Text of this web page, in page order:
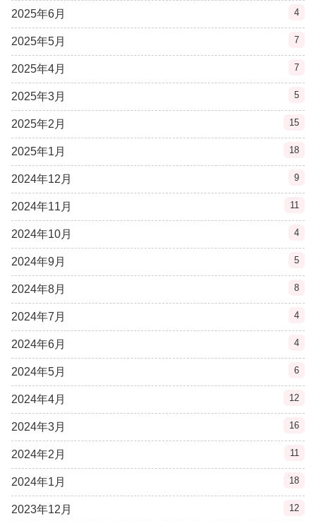
2025年6月 4
2025年5月 7
2025年4月 7
2025年3月 5
2025年2月 15
2025年1月 18
2024年12月 9
2024年11月 11
2024年10月 4
2024年9月 5
2024年8月 8
2024年7月 4
2024年6月 4
2024年5月 6
2024年4月 12
2024年3月 16
2024年2月 11
2024年1月 18
2023年12月 12